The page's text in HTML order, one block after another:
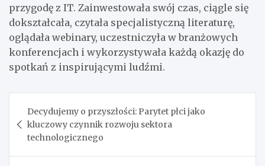
przygodę z IT. Zainwestowała swój czas, ciągle się
dokształcała, czytała specjalistyczną literaturę,
oglądała webinary, uczestniczyła w branżowych
konferencjach i wykorzystywała każdą okazję do
spotkań z inspirującymi ludźmi.
wpisu
Decydujemy o przyszłości: Parytet płci jako
kluczowy czynnik rozwoju sektora
technologicznego